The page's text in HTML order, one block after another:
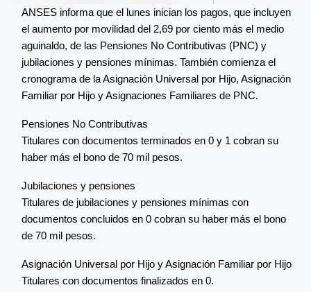
ANSES informa que el lunes inician los pagos, que incluyen
el aumento por movilidad del 2,69 por ciento más el medio
aguinaldo, de las Pensiones No Contributivas (PNC) y
jubilaciones y pensiones mínimas. También comienza el
cronograma de la Asignación Universal por Hijo, Asignación
Familiar por Hijo y Asignaciones Familiares de PNC.
Pensiones No Contributivas
Titulares con documentos terminados en 0 y 1 cobran su
haber más el bono de 70 mil pesos.
Jubilaciones y pensiones
Titulares de jubilaciones y pensiones mínimas con
documentos concluidos en 0 cobran su haber más el bono
de 70 mil pesos.
Asignación Universal por Hijo y Asignación Familiar por Hijo
Titulares con documentos finalizados en 0.